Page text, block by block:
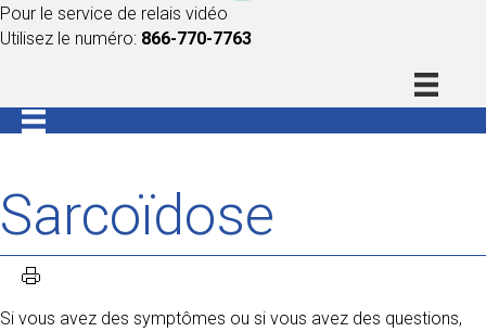
Pour le service de relais vidéo
Utilisez le numéro: 866-770-7763
Sarcoïdose
Si vous avez des symptômes ou si vous avez des questions,